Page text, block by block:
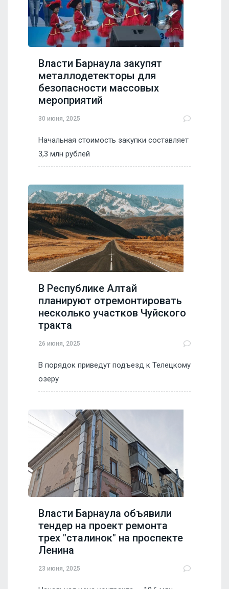
Власти Барнаула закупят
металлодетекторы для
безопасности массовых
мероприятий
30 июня, 2025
Начальная стоимость закупки составляет
3,3 млн рублей
В Республике Алтай
планируют отремонтировать
несколько участков Чуйского
тракта
26 июня, 2025
В порядок приведут подъезд к Телецкому
озеру
Власти Барнаула объявили
тендер на проект ремонта
трех "сталинок" на проспекте
Ленина
23 июня, 2025